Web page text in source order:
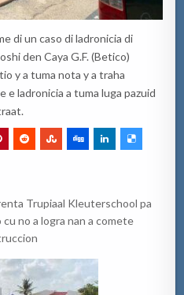
di un caso di ladronicia di
den Caya G.F. (Betico)
y a tuma nota y a traha
e ladronicia a tuma luga pazuid
Trupiaal Kleuterschool pa
no a logra nan a comete